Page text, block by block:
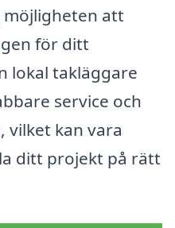
att
för ditt
lokal takläggare
service och
vilket kan vara
ditt projekt på rätt